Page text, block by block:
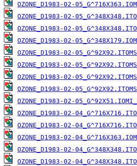
OZONE_D1983-02-
OZONE_D1983-02-
OZONE_D1983-02-
OZONE_D1983-02-
OZONE_D1983-02-
OZONE_D1983-02-
OZONE_D1983-02-
OZONE_D1983-02-
OZONE_D1983-02-
OZONE_D1983-02-
OZONE_D1983-02-
OZONE_D1983-02-
OZONE_D1983-02-
OZONE_D1983-02-